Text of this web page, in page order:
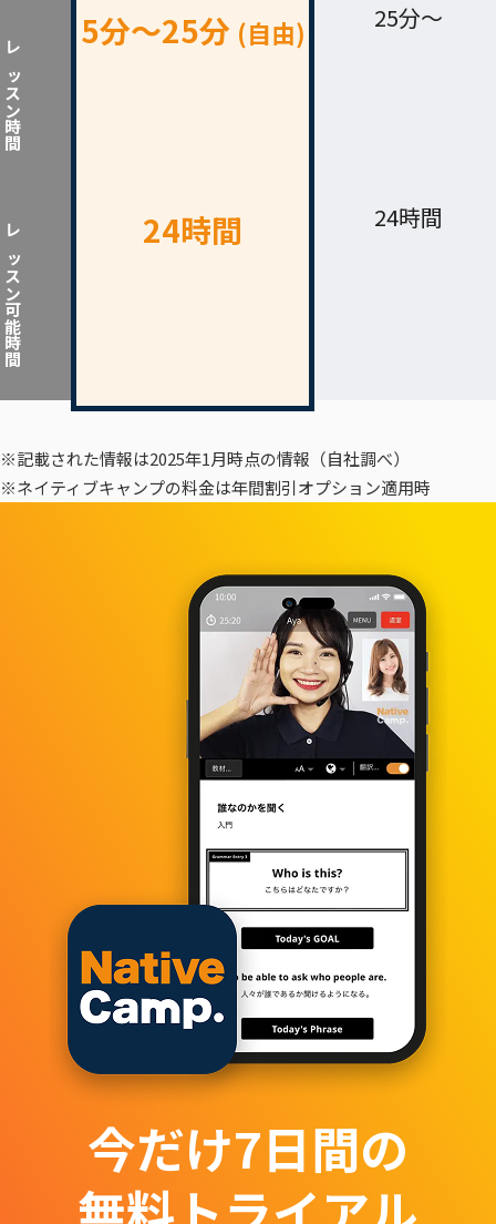
レッスン時間
レッスン可能時間
5分〜25分 (自由)
24時間
25分～
24時間
※記載された情報は2025年1月時点の情報（自社調べ）
※ネイティブキャンプの料金は年間割引オプション適用時
今だけ7日間の